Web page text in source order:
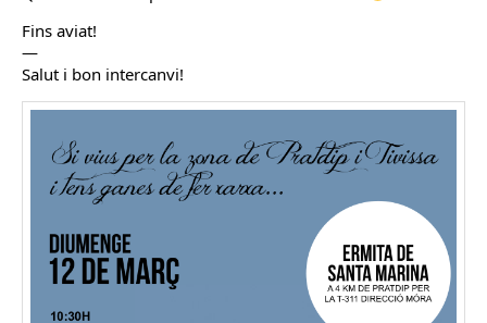
Fins aviat!
—
Salut i bon intercanvi!